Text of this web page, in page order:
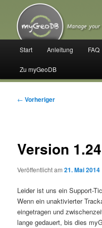
primären
springenmyGeoDB
Manage your Trackables
Start Anleitung FAQ
Zu myGeoDB
Beitragsnavigation
← Vorheriger
Version
Veröffentlicht am21. Mai 2014
Leider ist uns ein Support-
Wenn ein unaktivierter
eingetragen und
lange gedauert, bis dies